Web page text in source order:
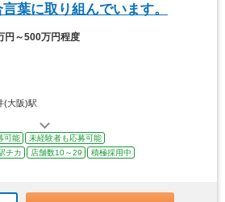
葉に取り組んでいます。
450万円～500万円程度
(大阪)駅
可能
未経験者も応募可能
チカ 店舗数10～29
積極採用中